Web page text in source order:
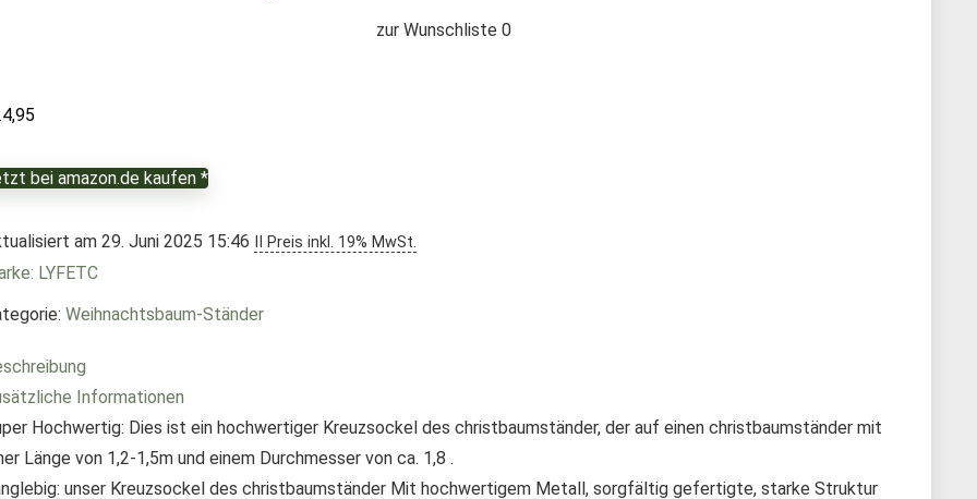
zur Wunschliste 0
bei amazon.de kaufen *
am 29. Juni 2025 15:46 II Preis inkl. 19% MwSt.
LYFETC
Weihnachtsbaum-Ständer
Informationen
Hochwertig: Dies ist ein hochwertiger Kreuzsockel des christbaumständer, der auf einen christbaumständer mit
Länge von 1,2-1,5m und einem Durchmesser von ca. 1,8 .
unser Kreuzsockel des christbaumständer Mit hochwertigem Metall, sorgfältig gefertigte, starke Struktur